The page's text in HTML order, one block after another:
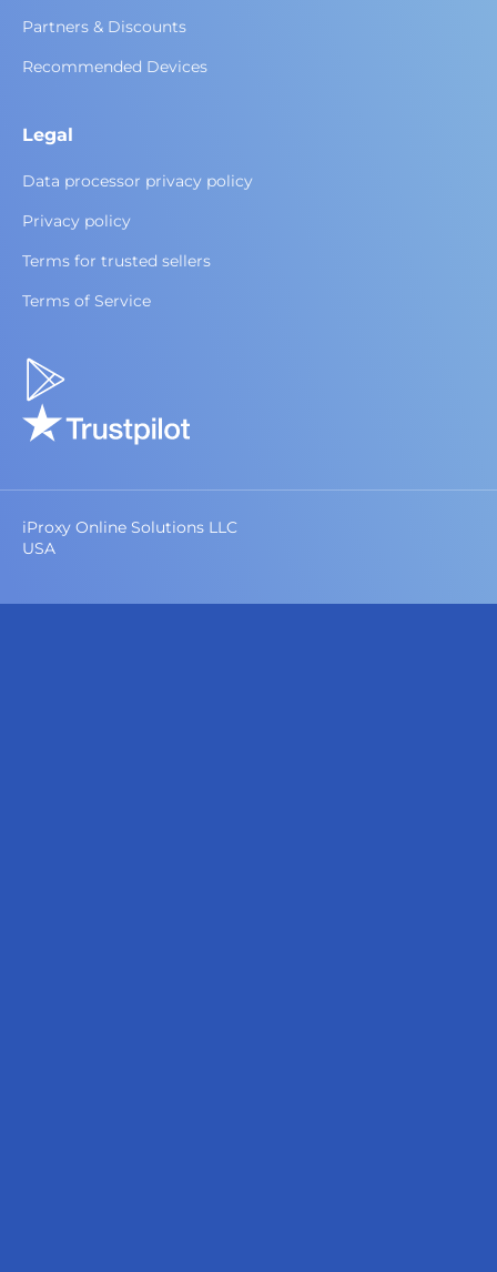
Partners & Discounts
Recommended Devices
Legal
Data processor privacy policy
Privacy policy
Terms for trusted sellers
Terms of Service
iProxy Online Solutions LLC
USA